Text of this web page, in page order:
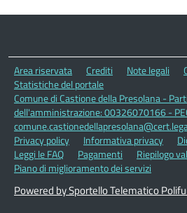
Area riservata Crediti Note legali
Statistiche del portale
Comune di Castione della Presolana -
dell'amministrazione: 00326070166 -
Privacy policy
Informativa privacy
Leggi le FAQ
Pagamenti
Riepilogo
Piano di miglioramento dei servizi
Powered by Sportello Telematico